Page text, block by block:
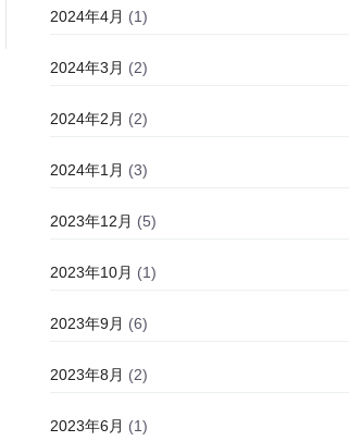
2024年4月 (1)
2024年3月 (2)
2024年2月 (2)
2024年1月 (3)
2023年12月 (5)
2023年10月 (1)
2023年9月 (6)
2023年8月 (2)
2023年6月 (1)